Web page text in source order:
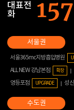
대표전
화
서울365mc지방흡입병원
ALL NEW 강남본점 확장
영등포점
UPGRADE 성